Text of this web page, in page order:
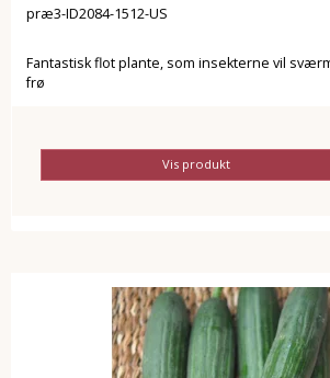
præ3-ID2084-1512-US
Fantastisk flot plante, som insekterne vil
frø
Vis produkt